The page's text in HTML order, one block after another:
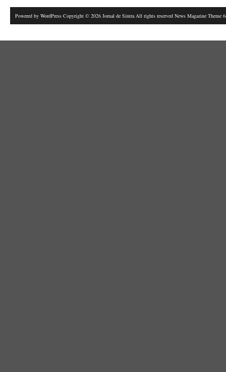
Powered by WordPress Copyright © 2026 Jornal de Sintra All rights reserved News Magazine Theme